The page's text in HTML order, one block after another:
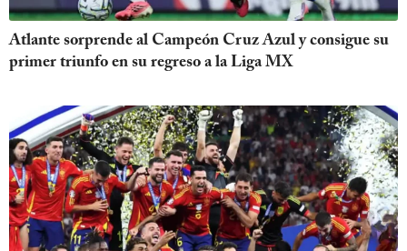
Atlante sorprende al Campeón Cruz Azul y consigue su
primer triunfo en su regreso a la Liga MX